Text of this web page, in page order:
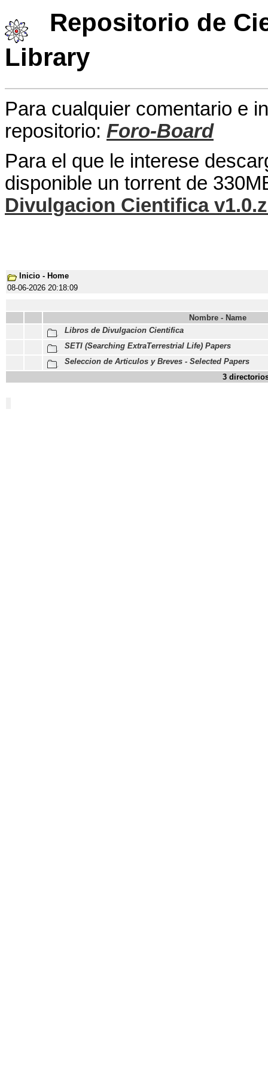
Repositorio de
Library
Para cualquier comentario e
repositorio: Foro-Board
Para el que le interese
disponible un torrent de
Divulgacion Cientifica
Inicio - Home
08-06-2026 20:18:09
Nombre - Name
Libros de Divulgacion Cientifica
SETI (Searching ExtraTerrestrial Life) Papers
Seleccion de Articulos y Breves - Selected Papers
3